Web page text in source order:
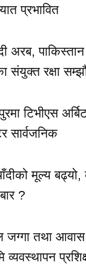
प्रभावित
अरब, पाकिस्तान
संयुक्त रक्षा
टिभीएस
सार्वजनिक
मूल्य
?
जग्गा तथा
व्यवस्थापन